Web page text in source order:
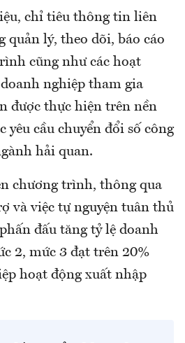
chỉ tiêu thông tin liên
quản lý, theo dõi, báo cáo
cũng như các hoạt
nghiệp tham gia
được thực hiện trên nền
yêu cầu chuyển đổi số công
hải quan.
chương trình, thông qua
và việc tự nguyện tuân thủ
đấu tăng tỷ lệ doanh
2, mức 3 đạt trên 20%
hoạt động xuất nhập